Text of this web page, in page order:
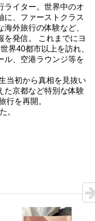
ライター。世界中のオ
に、ファーストクラス
外旅行の体験など、
を発信。 これまでにヨ
界40都市以上を訪れ、
ル、空港ラウンジ等を
当初から真相を見抜い
た京都など特別な体験
行を再開。
。